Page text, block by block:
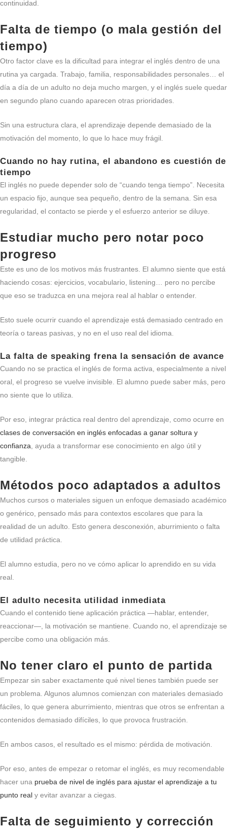
continuidad.
Falta de tiempo (o mala gestión del
tiempo)
Otro factor clave es la dificultad para integrar el inglés dentro de una
rutina ya cargada. Trabajo, familia, responsabilidades personales… el
día a día de un adulto no deja mucho margen, y el inglés suele quedar
en segundo plano cuando aparecen otras prioridades.
Sin una estructura clara, el aprendizaje depende demasiado de la
motivación del momento, lo que lo hace muy frágil.
Cuando no hay rutina, el abandono es cuestión de
tiempo
El inglés no puede depender solo de “cuando tenga tiempo”. Necesita
un espacio fijo, aunque sea pequeño, dentro de la semana. Sin esa
regularidad, el contacto se pierde y el esfuerzo anterior se diluye.
Estudiar mucho pero notar poco
progreso
Este es uno de los motivos más frustrantes. El alumno siente que está
haciendo cosas: ejercicios, vocabulario, listening… pero no percibe
que eso se traduzca en una mejora real al hablar o entender.
Esto suele ocurrir cuando el aprendizaje está demasiado centrado en
teoría o tareas pasivas, y no en el uso real del idioma.
La falta de speaking frena la sensación de avance
Cuando no se practica el inglés de forma activa, especialmente a nivel
oral, el progreso se vuelve invisible. El alumno puede saber más, pero
no siente que lo utiliza.
Por eso, integrar práctica real dentro del aprendizaje, como ocurre en
clases de conversación en inglés enfocadas a ganar soltura y
confianza, ayuda a transformar ese conocimiento en algo útil y
tangible.
Métodos poco adaptados a adultos
Muchos cursos o materiales siguen un enfoque demasiado académico
o genérico, pensado más para contextos escolares que para la
realidad de un adulto. Esto genera desconexión, aburrimiento o falta
de utilidad práctica.
El alumno estudia, pero no ve cómo aplicar lo aprendido en su vida
real.
El adulto necesita utilidad inmediata
Cuando el contenido tiene aplicación práctica —hablar, entender,
reaccionar—, la motivación se mantiene. Cuando no, el aprendizaje se
percibe como una obligación más.
No tener claro el punto de partida
Empezar sin saber exactamente qué nivel tienes también puede ser
un problema. Algunos alumnos comienzan con materiales demasiado
fáciles, lo que genera aburrimiento, mientras que otros se enfrentan a
contenidos demasiado difíciles, lo que provoca frustración.
En ambos casos, el resultado es el mismo: pérdida de motivación.
Por eso, antes de empezar o retomar el inglés, es muy recomendable
hacer una prueba de nivel de inglés para ajustar el aprendizaje a tu
punto real y evitar avanzar a ciegas.
Falta de seguimiento y corrección